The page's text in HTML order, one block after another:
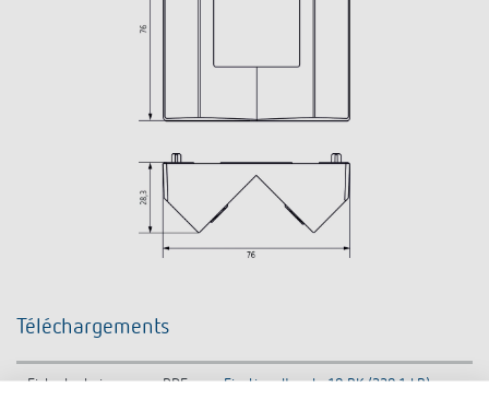
Téléchargements
Fiche technique PDF Fixation d'angle 10 BK (320,1 kB)